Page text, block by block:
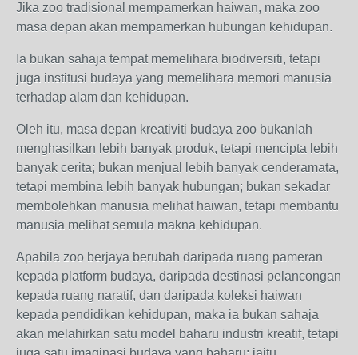
Jika zoo tradisional mempamerkan haiwan, maka zoo
masa depan akan mempamerkan hubungan kehidupan.
Ia bukan sahaja tempat memelihara biodiversiti, tetapi
juga institusi budaya yang memelihara memori manusia
terhadap alam dan kehidupan.
Oleh itu, masa depan kreativiti budaya zoo bukanlah
menghasilkan lebih banyak produk, tetapi mencipta lebih
banyak cerita; bukan menjual lebih banyak cenderamata,
tetapi membina lebih banyak hubungan; bukan sekadar
membolehkan manusia melihat haiwan, tetapi membantu
manusia melihat semula makna kehidupan.
Apabila zoo berjaya berubah daripada ruang pameran
kepada platform budaya, daripada destinasi pelancongan
kepada ruang naratif, dan daripada koleksi haiwan
kepada pendidikan kehidupan, maka ia bukan sahaja
akan melahirkan satu model baharu industri kreatif, tetapi